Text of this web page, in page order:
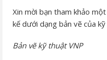
Xin mời bạn tham khảo
kế dưới dạng bản vẽ của
Bản vẽ kỹ thuật VNP